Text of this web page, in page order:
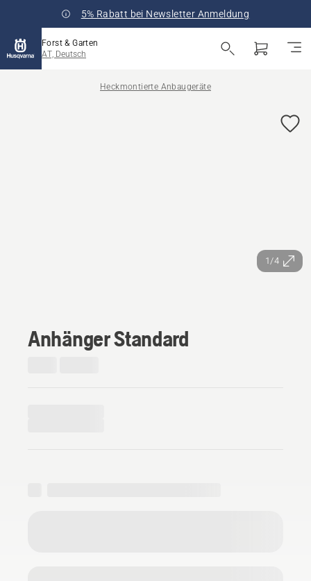
5% Rabatt bei Newsletter Anmeldung
Forst & Garten
AT, Deutsch
Heckmontierte Anbaugeräte
1/4
Anhänger Standard